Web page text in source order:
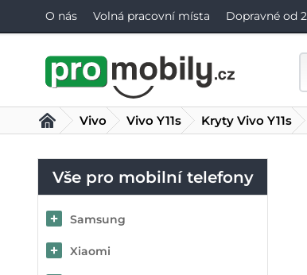
O nás Volná pracovní místa Dopravné od
Vše pro mobilní telefony
Samsung
Xiaomi
Vivo Vivo Y11s Kryty Vivo Y11s